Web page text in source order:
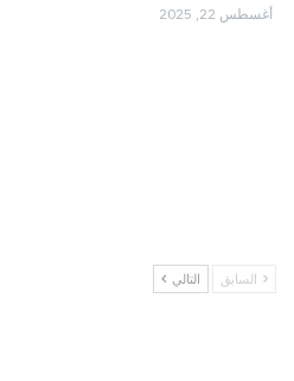
أغسطس 22, 2025
السابق التالي